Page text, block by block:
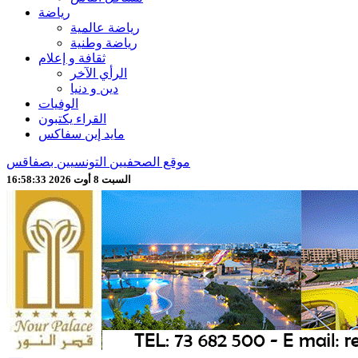
رياضة
رياضة عالمية
رياضة وطنية
ثقافة و إعلام
الرأي الآخر
دين و دنيا
الوفيات
القراء يكتبون
مايد إين سفاكس
موقع الصحفيين التونسيين بصفاقس
السبت 8 أوت 2026 16:58:36